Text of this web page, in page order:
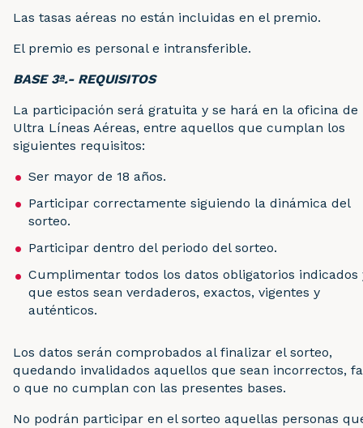
Las tasas aéreas no están incluidas en el premio.
El premio es personal e intransferible.
BASE 3ª.- REQUISITOS
La participación será gratuita y se hará en la oficina de
Ultra Líneas Aéreas, entre aquellos que cumplan los
siguientes requisitos:
Ser mayor de 18 años.
Participar correctamente siguiendo la dinámica del
sorteo.
Participar dentro del periodo del sorteo.
Cumplimentar todos los datos obligatorios indicados
que estos sean verdaderos, exactos, vigentes y
auténticos.
Los datos serán comprobados al finalizar el sorteo,
quedando invalidados aquellos que sean incorrectos,
o que no cumplan con las presentes bases.
No podrán participar en el sorteo aquellas personas